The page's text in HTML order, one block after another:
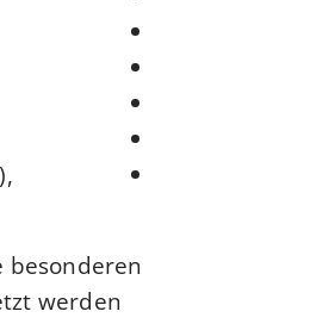
besonderen
werden.